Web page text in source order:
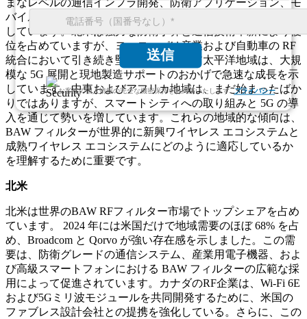
送信
お客様の個人情報の完全な機密保持をお約束いたします.プライバシー
まなレベルの通信インフラ開発、防衛アプリケーション、モ
バイルデバイスの普及の影響を受け、多様な地理的状況を示
しています。北米は強力な防衛予算と通信技術革新により優
位を占めていますが、ヨーロッパは産業および自動車の RF
統合において引き続き堅調です。アジア太平洋地域は、大規
模な 5G 展開と現地製造サポートのおかげで急速な成長を示
しています。中東およびアフリカ地域は、まだ始まったばか
りではありますが、スマートシティへの取り組みと 5G の導
入を通じて勢いを増しています。これらの地域的な傾向は、
BAW フィルターが世界的に新興ワイヤレス エコシステムと
成熟ワイヤレス エコシステムにどのように適応しているか
を理解するために重要です。
北米
北米は世界のBAW RFフィルター市場でトップシェアを占め
ています。 2024 年には米国だけで地域需要のほぼ 68% を占
め、Broadcom と Qorvo が強い存在感を示しました。この需
要は、防衛グレードの通信システム、産業用電子機器、およ
び高級スマートフォンにおける BAW フィルターの広範な採
用によって促進されています。カナダのRF企業は、Wi-Fi 6E
および5Gミリ波モジュールを共同開発するために、米国の
ファブレス設計会社との提携を強化している。さらに、この